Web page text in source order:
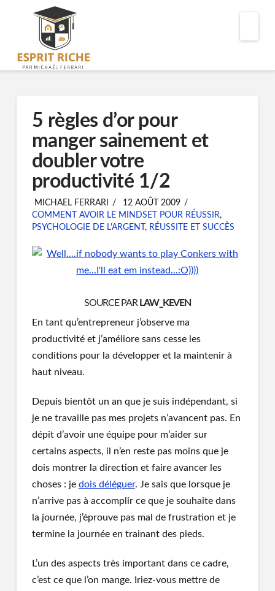
5 règles d’or pour
manger sainement et
doubler votre
productivité 1/2
MICHAEL FERRARI
12 AOÛT 2009
COMMENT AVOIR LE MINDSET POUR RÉUSSIR,
PSYCHOLOGIE DE L'ARGENT , RÉUSSITE ET SUCCÈS
SOURCE PAR LAW_KEVEN
En tant qu’entrepreneur j’observe ma
productivité et j’améliore sans cesse les
conditions pour la développer et la maintenir à
haut niveau.
Depuis bientôt un an que je suis indépendant, si
je ne travaille pas mes projets n’avancent pas. En
dépit d’avoir une équipe pour m’aider sur
certains aspects, il n’en reste pas moins que je
dois montrer la direction et faire avancer les
choses : je dois déléguer. Je sais que lorsque je
n’arrive pas à accomplir ce que je souhaite dans
la journée, j’éprouve pas mal de frustration et je
termine la journée en trainant des pieds.
L’un des aspects très important dans ce cadre,
c’est ce que l’on mange. Iriez-vous mettre de